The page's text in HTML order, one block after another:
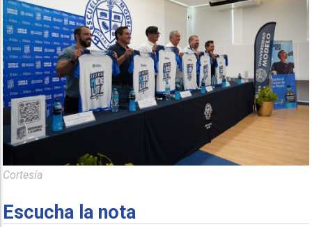
Cortesía
Escucha la nota